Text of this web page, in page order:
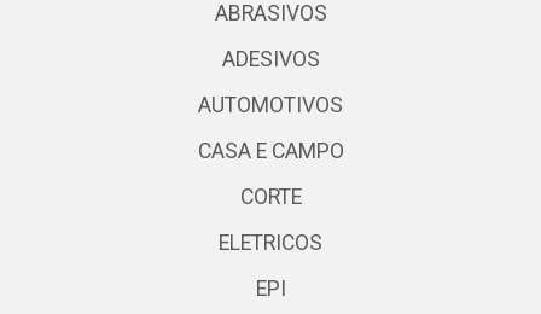
ABRASIVOS
ADESIVOS
AUTOMOTIVOS
CASA E CAMPO
CORTE
ELETRICOS
EPI